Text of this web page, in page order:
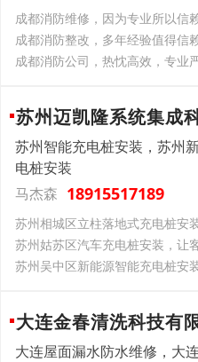
成都消防维修，因为专业所以信
成都消防整改，多年经验值得信
成都消防公司，热忱高效，专业
苏州迈凯隆系统集成
苏州智能充电桩安装，苏州
电桩安装
马杰森 18915517189
苏州相城区立柱落地式充电桩安
苏州姑苏区汽车充电桩安装，让
苏州吴中区新能源智能充电桩安
大连金春清洗科技有
大连屋面漏水防水维修，大